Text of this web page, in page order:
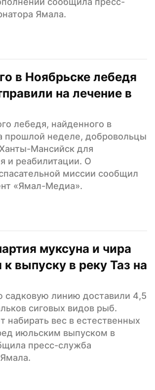
Ямала.
в Ноябрьске лебедя
на лечение в
лебедя, найденного в
прошлой неделе, добровольцы
Мансийск для
и реабилитации. О
миссии сообщил
«Ямал-Медиа».
муксуна и чира
к выпуску в реку Таз на
садковую линию доставили 4,5
сиговых видов рыб.
набирать вес в естественных
июльским выпуском в
пресс-служба